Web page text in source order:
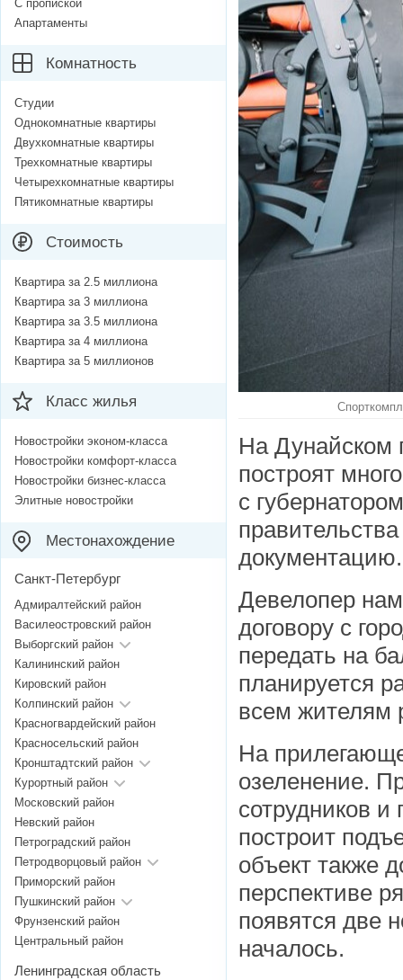
На Дунайском
построят
с
документацию.
Девелопер
договору с
передать на
планируется
всем жителям
На
озеленение.
сотрудников и
построит
объект также
перспективе
появятся две
началось.
С пропиской
Апартаменты
Комнатность
Студии
Однокомнатные квартиры
Двухкомнатные квартиры
Трехкомнатные квартиры
Четырехкомнатные квартиры
Пятикомнатные квартиры
Стоимость
Квартира за 2.5 миллиона
Квартира за 3 миллиона
Квартира за 3.5 миллиона
Квартира за 4 миллиона
Квартира за 5 миллионов
Класс жилья
Новостройки эконом-класса
Новостройки комфорт-класса
Новостройки бизнес-класса
Элитные новостройки
Местонахождение
Санкт-Петербург
Адмиралтейский район
Василеостровский район
Выборгский район
Калининский район
Кировский район
Колпинский район
Красногвардейский район
Красносельский район
Кронштадтский район
Курортный район
Московский район
Невский район
Петроградский район
Петродворцовый район
Приморский район
Пушкинский район
Фрунзенский район
Центральный район
Ленинградская область